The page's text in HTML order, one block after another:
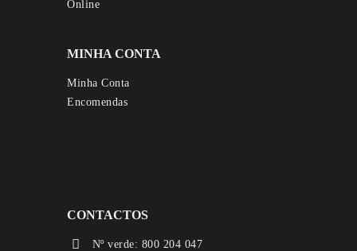
MINHA CONTA
Minha Conta
Encomendas
CONTACTOS
Nº verde: 800 204 047